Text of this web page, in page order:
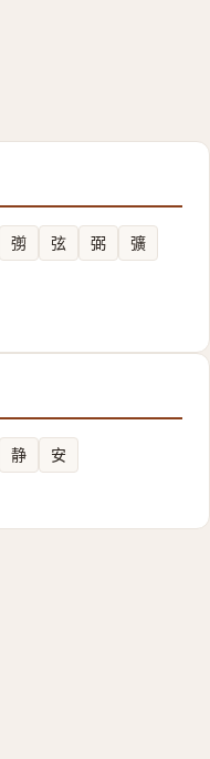
彅 弦 弼
彍
静 安